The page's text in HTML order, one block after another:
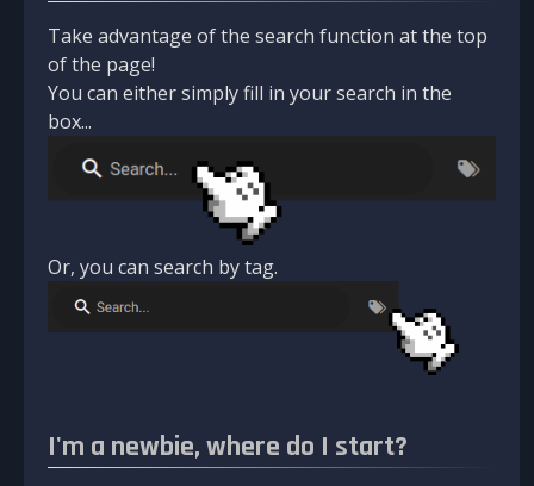
Take advantage of the search function at the top
of the page!
You can either simply fill in your search in the
box...
Or, you can search by tag.
I'm a newbie, where do I start?